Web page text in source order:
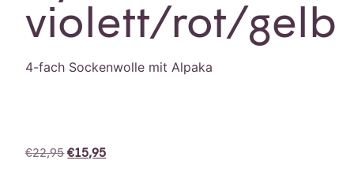
violett/rot/gelb
4-fach Sockenwolle mit Alpaka
€22,95 €15,95